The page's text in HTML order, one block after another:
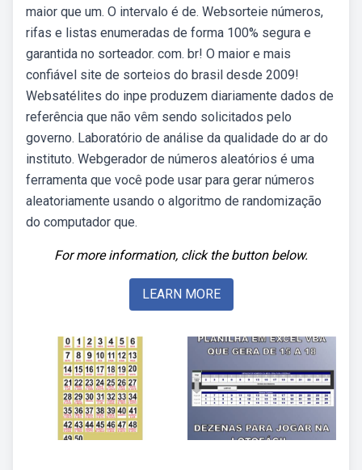
maior que um. O intervalo é de. Websorteie números,
rifas e listas enumeradas de forma 100% segura e
garantida no sorteador. com. br! O maior e mais
confiável site de sorteios do brasil desde 2009!
Websatélites do inpe produzem diariamente dados de
referência que não vêm sendo solicitados pelo
governo. Laboratório de análise da qualidade do ar do
instituto. Webgerador de números aleatórios é uma
ferramenta que você pode usar para gerar números
aleatoriamente usando o algoritmo de randomização
do computador que.
For more information, click the button below.
LEARN MORE